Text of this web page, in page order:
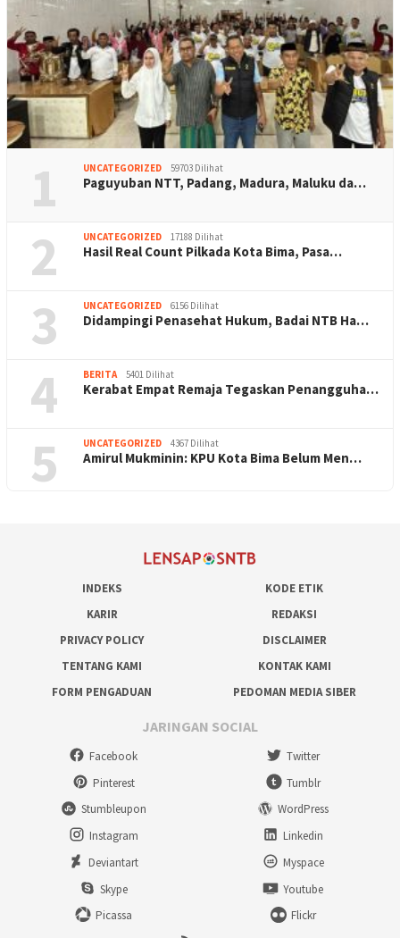
1 UNCATEGORIZED 59703 Dilihat
Paguyuban NTT, Padang, Madura, Maluku da…
2 UNCATEGORIZED 17188 Dilihat
Hasil Real Count Pilkada Kota Bima, Pasa…
3 UNCATEGORIZED 6156 Dilihat
Didampingi Penasehat Hukum, Badai NTB Ha…
4 BERITA 5401 Dilihat
Kerabat Empat Remaja Tegaskan Penangguha…
5 UNCATEGORIZED 4367 Dilihat
Amirul Mukminin: KPU Kota Bima Belum Men…
INDEKS
KODE ETIK
KARIR
REDAKSI
PRIVACY POLICY
DISCLAIMER
TENTANG KAMI
KONTAK KAMI
FORM PENGADUAN
PEDOMAN MEDIA SIBER
JARINGAN SOCIAL
Facebook
Twitter
Pinterest
Tumblr
Stumbleupon
WordPress
Instagram
Linkedin
Deviantart
Myspace
Skype
Youtube
Picassa
Flickr